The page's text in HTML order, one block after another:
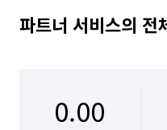
파트너 서비스의 전
0.00